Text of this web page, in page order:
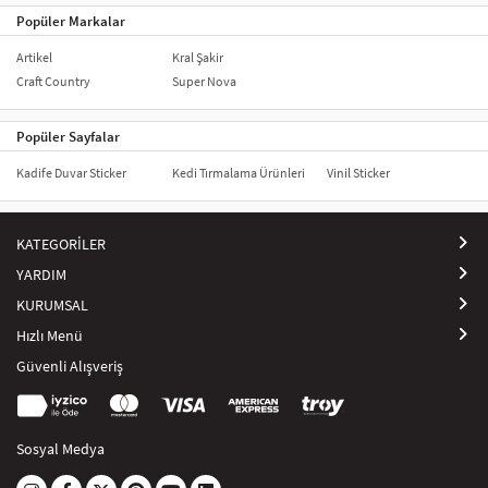
Pastalarınızı daha özel ve dikkat çekici hale getirmek için farklı model
Popüler Markalar
Artikel
Craft Country
Kral Şakir
Super Nova
Popüler Sayfalar
Kadife Duvar Sticker Kedi Tırmalama Ürünleri Vinil Sticker
KATEGORİLER
YARDIM
KURUMSAL
Hızlı Menü
Güvenli Alışveriş
Sosyal Medya